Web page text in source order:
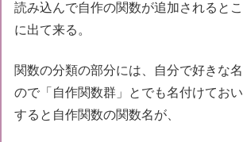
読み込んで自作の関数が追加されると
に出て来る。
関数の分類の部分には、自分で好きな
ので「自作関数群」とでも名付けてお
すると自作関数の関数名が、